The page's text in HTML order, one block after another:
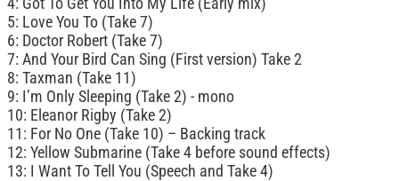
5: Love You To (Take 7)
6: Doctor Robert (Take 7)
7: And Your Bird Can Sing (First version) Take 2
8: Taxman (Take 11)
9: I’m Only Sleeping (Take 2) - mono
10: Eleanor Rigby (Take 2)
11: For No One (Take 10) – Backing track
12: Yellow Submarine (Take 4 before sound effects)
13: I Want To Tell You (Speech and Take 4)